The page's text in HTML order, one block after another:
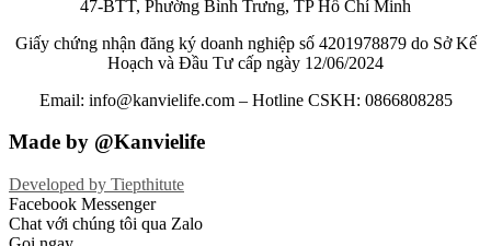
47-BTT, Phường Bình Trưng, TP Hồ Chí Minh
Giấy chứng nhận đăng ký doanh nghiệp số 4201978879 do Sở Kế
Hoạch và Đầu Tư cấp ngày 12/06/2024
Email: info@kanvielife.com – Hotline CSKH: 0866808285
Made by @Kanvielife
Developed by Tiepthitute
Facebook Messenger
Chat với chúng tôi qua Zalo